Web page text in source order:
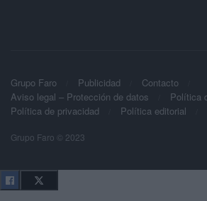
Grupo Faro Publicidad
Contacto
Aviso legal – Protección de datos
Política
Política de privacidad
Política editorial
Grupo Faro © 2023